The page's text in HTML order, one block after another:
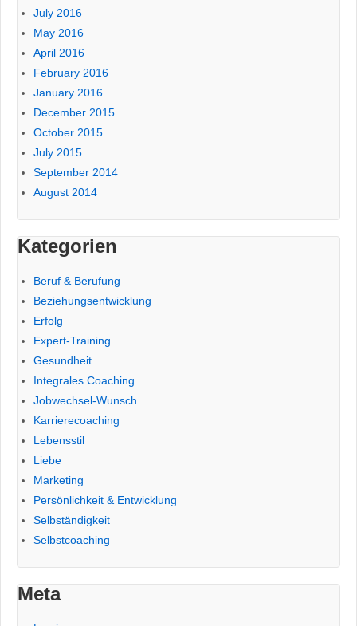
July 2016
May 2016
April 2016
February 2016
January 2016
December 2015
October 2015
July 2015
September 2014
August 2014
Kategorien
Beruf & Berufung
Beziehungsentwicklung
Erfolg
Expert-Training
Gesundheit
Integrales Coaching
Jobwechsel-Wunsch
Karrierecoaching
Lebensstil
Liebe
Marketing
Persönlichkeit & Entwicklung
Selbständigkeit
Selbstcoaching
Meta